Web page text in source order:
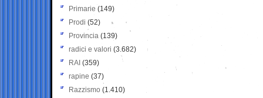
Primarie (149)
Prodi (52)
Provincia (139)
radici e valori (3.682)
RAI (359)
rapine (37)
Razzismo (1.410)